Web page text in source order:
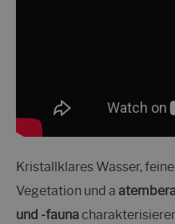
Kristallklares Wasser,
Vegetation und a
und -fauna